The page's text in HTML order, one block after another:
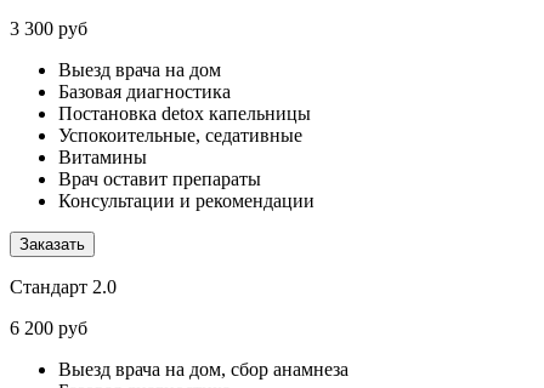
3 300 руб
Выезд врача на дом
Базовая диагностика
Постановка detox капельницы
Успокоительные, седативные
Витамины
Врач оставит препараты
Консультации и рекомендации
Заказать
Стандарт 2.0
6 200 руб
Выезд врача на дом, сбор анамнеза